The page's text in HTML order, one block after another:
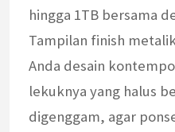
hingga 1TB bersama
Tampilan finish
Anda desain
lekuknya yang halus
digenggam, agar